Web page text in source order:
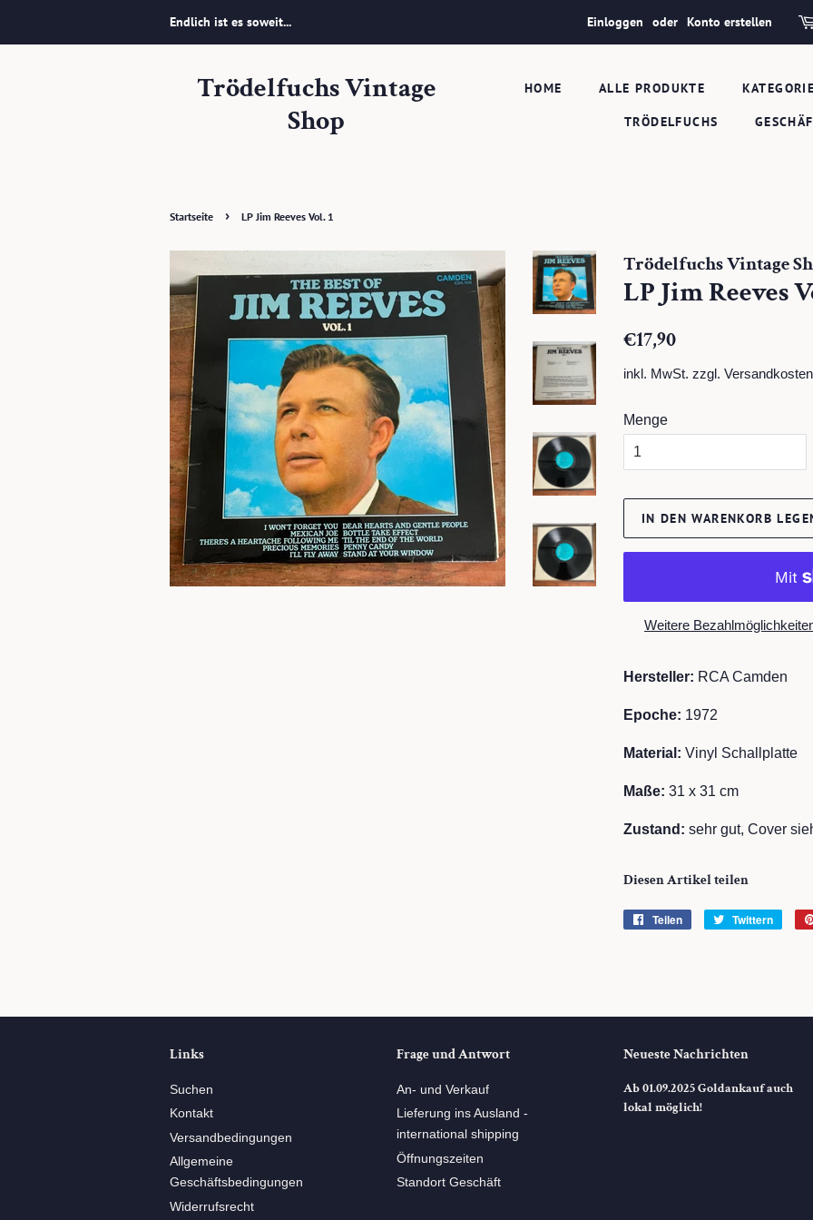
Endlich ist es soweit... Einloggen oder Konto erstellen
Trödelfuchs Vintage
Shop
HOME ALLE PRODUKTE
TRÖDELFUCHS
Startseite › LP Jim Reeves Vol. 1
Trödelfuchs Vintage
LP Jim Reeves
Normaler
€17,90
inkl. MwSt. zzgl. Versandkosten
Menge
IN DEN WARENKORB
Weitere
Hersteller: RCA Camden
Epoche: 1972
Material: Vinyl Schallplatte
Maße: 31 x 31 cm
Zustand: sehr gut, Cover
Diesen Artikel teilen
Teilen Twittern
Links
Suchen
Kontakt
Versandbedingungen
Allgemeine
Geschäftsbedingungen
Widerrufsrecht
Frage und Antwort
An- und Verkauf
Lieferung ins Ausland -
international shipping
Öffnungszeiten
Standort Geschäft
Neueste Nachrichten
Ab 01.09.2025 Goldankauf auch
lokal möglich!